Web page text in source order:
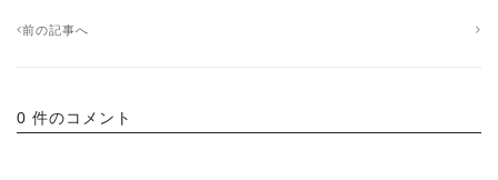
前の記事へ
0 件のコメント